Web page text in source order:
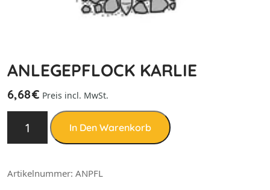
ANLEGEPFLOCK KARLIE
6,68€ Preis incl. MwSt.
In Den Warenkorb
Artikelnummer: ANPFL